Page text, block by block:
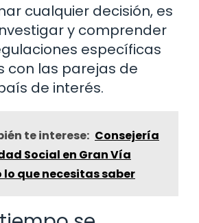
cualquier decisión, es
y comprender
específicas
con las parejas de
de interés.
te interese: Consejería
Social en Gran Vía
lo que necesitas saber